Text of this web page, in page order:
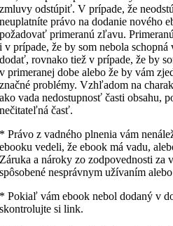
zmluvy odstúpiť. V prípade, že
neuplatníte právo na dodanie nového
požadovať primeranú zľavu.
i v prípade, že by som nebola
dodať, rovnako tiež v prípade, že by
v primeranej dobe alebo že by vám
značné problémy. Vzhľadom na
ako vada nedostupnosť časti obsahu,
nečitateľná časť.
* Právo z vadného plnenia vám
ebooku vedeli, že ebook má vadu,
Záruka a nároky zo zodpovednosti za
spôsobené nesprávnym užívaním
* Pokiaľ vám ebook nebol dodaný v
skontrolujte si link.